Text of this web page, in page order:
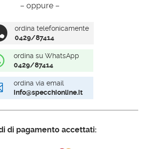
– oppure –
ordina telefonicamente
0429/87414
ordina su WhatsApp
0429/87414
ordina via email
info@specchionline.it
di pagamento accettati: